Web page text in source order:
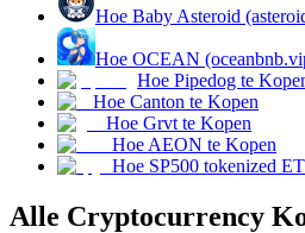
Macht varkentje
Verdien dagelijks competitieve
Hoe Baby Asteroid
Hoe OCEAN
Hoe Pipedog te
Hoe Canton te Kopen
Hoe Grvt te Kopen
Hoe AEON te Kopen
Hoe SP500 tokenized
Alle Cryptocurrency